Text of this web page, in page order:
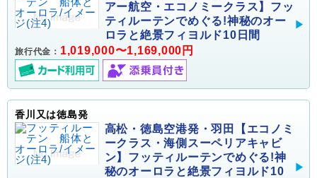
アー航空・エコノミークラス】フッ
ティルーテンでめぐる!神秘のオー
ロラと絶景フィヨルド10日間
旅行代金： 1,019,000〜1,169,000円
香川又は徳島発
高松・徳島空港発・羽田【エコノミ
ークラス・海側スーペリアキャビ
ン】フッティルーテンでめぐる!神
秘のオーロラと絶景フィヨルド10